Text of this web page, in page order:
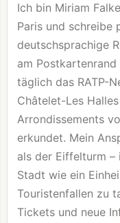
Ich bin Miriam
Paris und schreibe
deutschsprachige
am
täglich das RATP-
Châtelet-Les
Arrondissements
erkundet. Mein
als der Eiffelturm
Stadt wie ein
Touristenfallen zu
Tickets und neue